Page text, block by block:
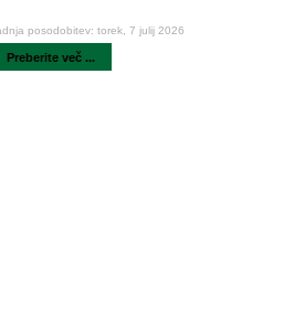
posodobitev: torek, 7 julij 2026
Preberite več ...